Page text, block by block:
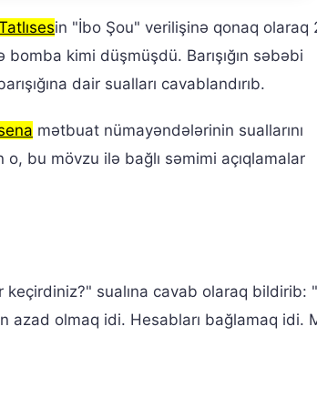
in "İbo Şou" verilişinə qonaq olaraq
kimi düşmüşdü. Barışığın səbəbi
dair sualları cavablandırıb.
mətbuat nümayəndələrinin suallarını
o, bu mövzu ilə bağlı səmimi açıqlamalar
keçirdiniz?" sualına cavab olaraq bildirib:
azad olmaq idi. Hesabları bağlamaq idi.